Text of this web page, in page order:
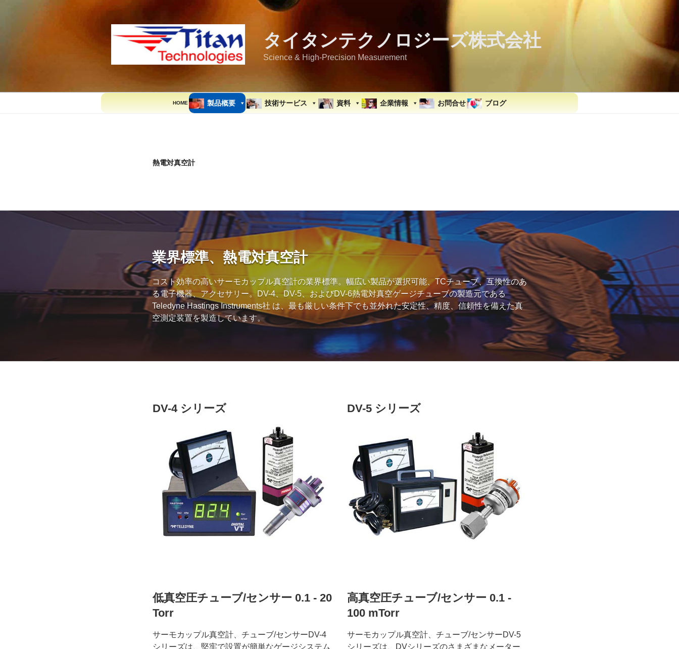
キ
タイタンテクノロジーズ株式会社
Science & High-Precision Measurement
HOME 製品概要 技術サービス 資料 企業情報 お問合せ ブログ
熱電対真空計
業界標準、熱電対真空計
コスト効率の高いサーモカップル真空計の業界標準。幅広い製品が選択可能、TCチューブ、互換性のあ
る電子機器、アクセサリー。DV-4、DV-5、およびDV-6熱電対真空ゲージチューブの製造元である
Teledyne Hastings Instruments社 は、最も厳しい条件下でも並外れた安定性、精度、信頼性を備えた真
空測定装置を製造しています。
DV-4 シリーズ
低真空圧チューブ/センサー 0.1 - 20
Torr
サーモカップル真空計、チューブ/センサーDV-4
シリーズは、 堅牢で設置が簡単なゲージシステム
DV-5 シリーズ
高真空圧チューブ/センサー 0.1 -
100 mTorr ​
サーモカップル真空計、チューブ/センサーDV-5
シリーズは、DVシリーズのさまざまなメーター